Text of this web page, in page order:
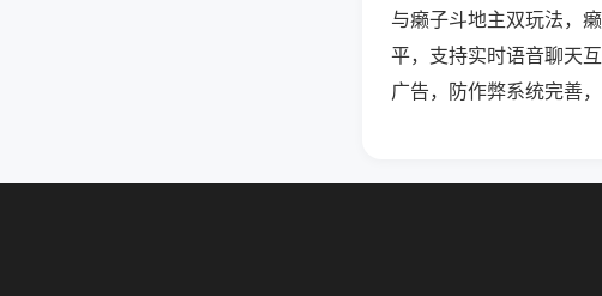
与癞子斗地主双玩法，
平，支持实时语音聊天
广告，防作弊系统完善